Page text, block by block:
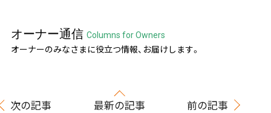
オーナー通信 Columns for Owners
オーナーのみなさまに役立つ情報、お届けします。
次の記事 最新の記事 前の記事